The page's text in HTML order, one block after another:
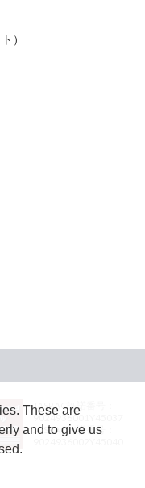
）
JASRAC許諾番号：
9024936001Y45037
JASRAC許諾番号：
These are
and to give us